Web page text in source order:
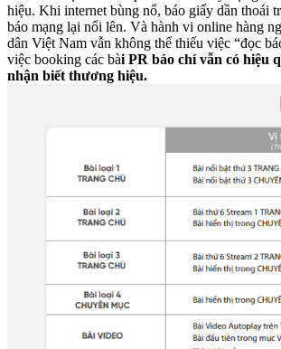
hiệu. Khi internet bùng nổ, báo giấy dần thoái
báo mạng lại nổi lên. Và hành vi online hàng
dân Việt Nam vẫn không thể thiếu việc “đọc
việc booking các bài PR báo chí vẫn có hiệu
nhận biết thương hiệu.